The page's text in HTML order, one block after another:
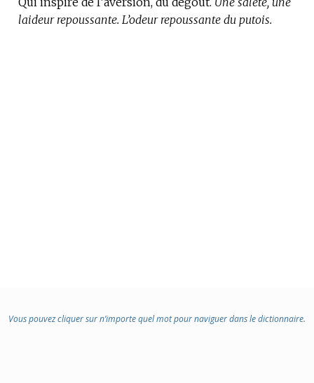
laideur repoussante. L’odeur repoussante du putois.
Vous pouvez cliquer sur n’importe quel mot pour naviguer dans le dictionnaire.